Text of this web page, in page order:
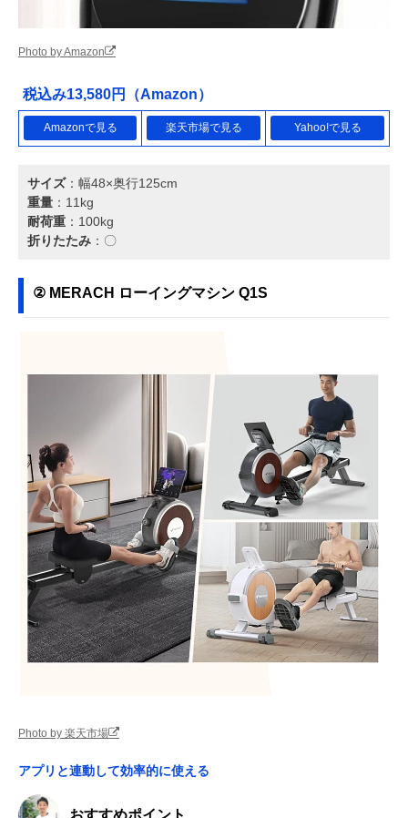
Photo by Amazon
税込み13,580円（Amazon）
Amazonで見る 楽天市場で見る Yahoo!で見る
サイズ：幅48×奥行125cm
重量 ：11kg
耐荷重 ：100kg
折りたたみ ：〇
② MERACH ローイングマシン Q1S
Photo by 楽天市場
アプリと連動して効率的に使える
おすすめポイント